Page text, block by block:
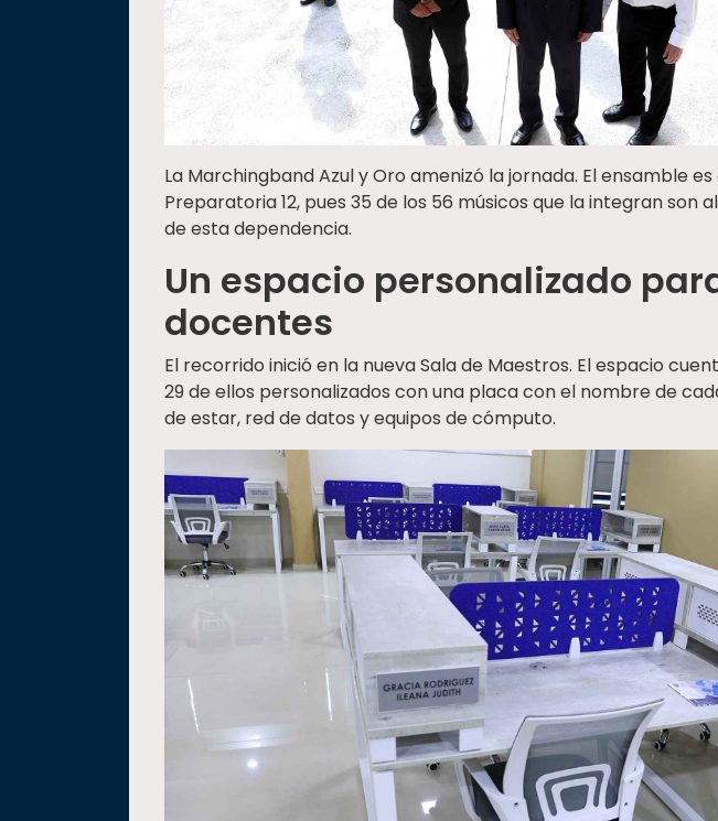
La Marchingband Azul y Oro amenizó la jornada. El ensamble
Preparatoria 12, pues 35 de los 56 músicos que la integran son
de esta dependencia.
Un espacio personalizado
docentes
El recorrido inició en la nueva Sala de Maestros. El espacio
29 de ellos personalizados con una placa con el nombre de
de estar, red de datos y equipos de cómputo.